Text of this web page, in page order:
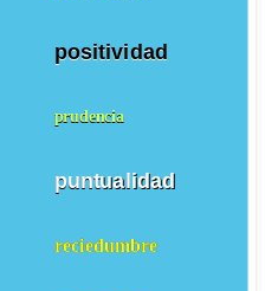
positividad
prudencia
puntualidad
reciedumbre